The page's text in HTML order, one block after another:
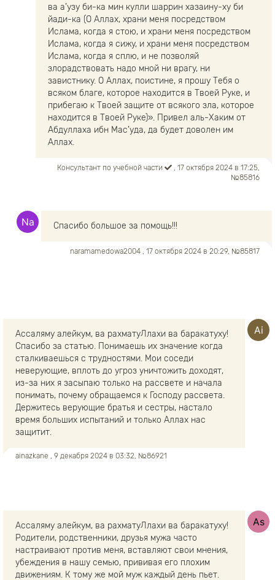
ва а’узу би-ка мин кулли шаррин хазаину-ху би
йади-ка (О Аллах, храни меня посредством
Ислама, когда я стою, и храни меня посредством
Ислама, когда я сижу, и храни меня посредством
Ислама, когда я сплю, и не позволяй
злорадствовать надо мной ни врагу, ни
завистнику. О Аллах, поистине, я прошу Тебя о
всяком благе, которое находится в Твоей Руке, и
прибегаю к Твоей защите от всякого зла, которое
находится в Твоей Руке)». Привел аль-Хаким от
Абдуллаха ибн Мас’уда, да будет доволен им
Аллах.
Консультант по учебной части
, 17 октября 2024 в 17:25,
№85816
Спасибо большое за помощь!!!
naramamedowa2004 , 17 октября 2024 в 20:29, №85817
Ассаляму алейкум, ва рахматуЛлахи ва баракатуху!
Спасибо за статью. Понимаешь их значение когда
сталкиваешься с трудностями. Мои соседи
неверующие, вплоть до угроз уничтожить доходят,
из-за них я засыпаю только на рассвете и начала
понимать, почему обращаемся к Господу рассвета.
Держитесь верующие братья и сестры, настало
время больших испытаний и только Аллах нас
защитит.
ainazkane , 9 декабря 2024 в 03:32, №86921
Ассаляму алейкум, ва рахматуЛлахи ва баракатуху!
Родители, родственники, друзья мужа часто
настраивают против меня, вставляют свои мнения,
убеждения в нашу семью, прививая его плохим
движениям. К тому же мой муж каждый день пьет.